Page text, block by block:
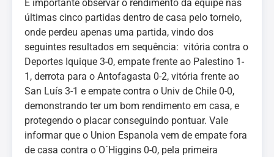
É importante observar o rendimento da equipe nas
últimas cinco partidas dentro de casa pelo torneio,
onde perdeu apenas uma partida, vindo dos
seguintes resultados em sequência: vitória contra o
Deportes Iquique 3-0, empate frente ao Palestino 1-
1, derrota para o Antofagasta 0-2, vitória frente ao
San Luís 3-1 e empate contra o Univ de Chile 0-0,
demonstrando ter um bom rendimento em casa, e
protegendo o placar conseguindo pontuar. Vale
informar que o Union Espanola vem de empate fora
de casa contra o O´Higgins 0-0, pela primeira